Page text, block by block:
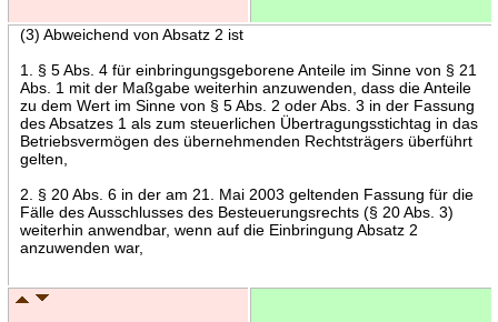
(3) Abweichend von Absatz 2 ist
1. § 5 Abs. 4 für einbringungsgeborene Anteile im Sinne von § 21
Abs. 1 mit der Maßgabe weiterhin anzuwenden, dass die Anteile
zu dem Wert im Sinne von § 5 Abs. 2 oder Abs. 3 in der Fassung
des Absatzes 1 als zum steuerlichen Übertragungsstichtag in das
Betriebsvermögen des übernehmenden Rechtsträgers überführt
gelten,
2. § 20 Abs. 6 in der am 21. Mai 2003 geltenden Fassung für die
Fälle des Ausschlusses des Besteuerungsrechts (§ 20 Abs. 3)
weiterhin anwendbar, wenn auf die Einbringung Absatz 2
anzuwenden war,